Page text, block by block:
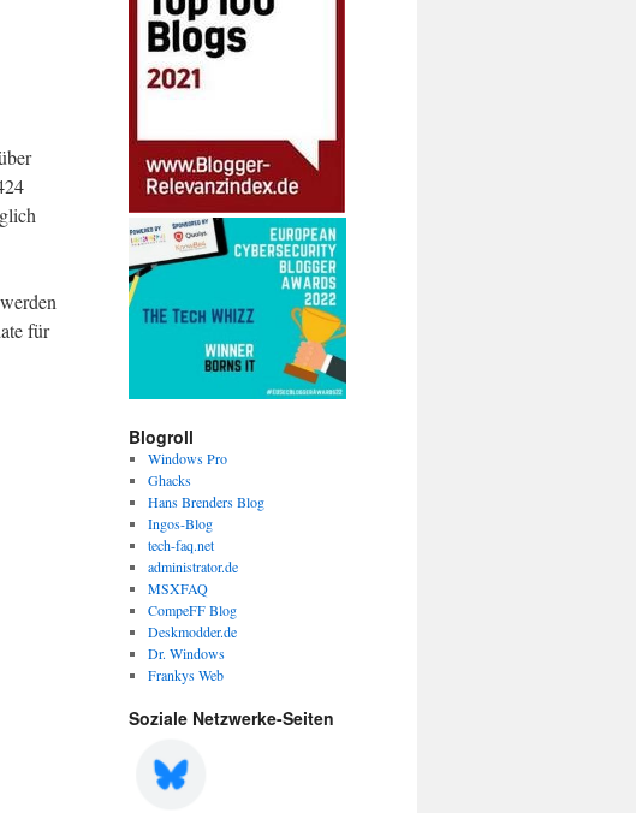
werden
für
Providers\Software Publishing]
Blogroll
Windows Pro
Ghacks
Hans Brenders Blog
Ingos-Blog
tech-faq.net
administrator.de
MSXFAQ
CompeFF Blog
Deskmodder.de
Dr. Windows
Frankys Web
Soziale Netzwerke-Seiten